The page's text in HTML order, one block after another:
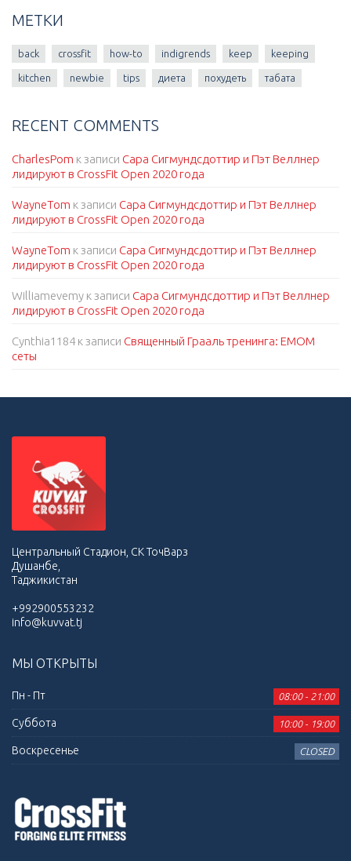
МЕТКИ
back crossfit how-to indigrends keep keeping
kitchen newbie tips диета похудеть табата
RECENT COMMENTS
CharlesPom к записи Сара Сигмундсдоттир и Пэт Веллнер
лидируют в CrossFit Open 2020 года
WayneTom к записи Сара Сигмундсдоттир и Пэт Веллнер
лидируют в CrossFit Open 2020 года
WayneTom к записи Сара Сигмундсдоттир и Пэт Веллнер
лидируют в CrossFit Open 2020 года
Williamevemy к записи Сара Сигмундсдоттир и Пэт Веллнер
лидируют в CrossFit Open 2020 года
Cynthia1184 к записи Священный Грааль тренинга: EMOM
сеты
Центральный Стадион, СК ТочВарз
Душанбе,
Таджикистан
+992900553232
info@kuvvat.tj
МЫ ОТКРЫТЫ
Пн - Пт 08:00 - 21:00
Суббота 10:00 - 19:00
Воскресенье CLOSED